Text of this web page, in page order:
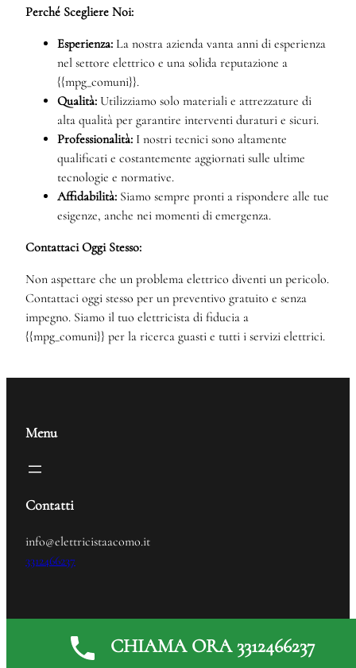
Perché Scegliere Noi:
Esperienza: La nostra azienda vanta anni di esperienza
nel settore elettrico e una solida reputazione a
{{mpg_comuni}}.
Qualità: Utilizziamo solo materiali e attrezzature di
alta qualità per garantire interventi duraturi e sicuri.
Professionalità: I nostri tecnici sono altamente
qualificati e costantemente aggiornati sulle ultime
tecnologie e normative.
Affidabilità: Siamo sempre pronti a rispondere alle tue
esigenze, anche nei momenti di emergenza.
Contattaci Oggi Stesso:
Non aspettare che un problema elettrico diventi un pericolo.
Contattaci oggi stesso per un preventivo gratuito e senza
impegno. Siamo il tuo elettricista di fiducia a
{{mpg_comuni}} per la ricerca guasti e tutti i servizi elettrici.
Menu
Contatti
info@elettricistaacomo.it
3312466237
CHIAMA ORA 3312466237
Generated by